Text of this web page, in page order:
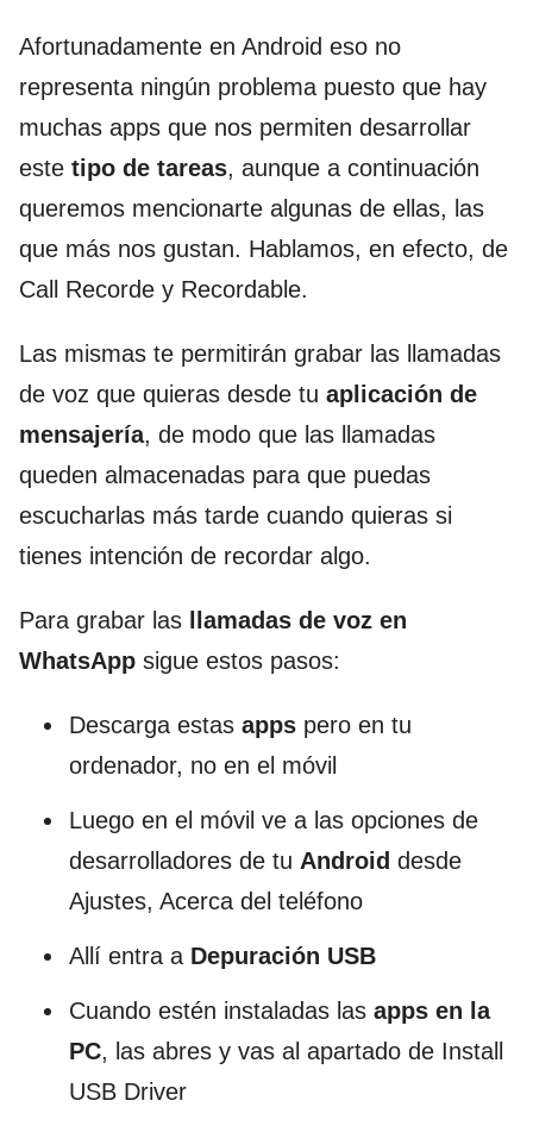
Afortunadamente en Android eso no
representa ningún problema puesto que hay
muchas apps que nos permiten desarrollar
este tipo de tareas, aunque a continuación
queremos mencionarte algunas de ellas, las
que más nos gustan. Hablamos, en efecto, de
Call Recorde y Recordable.
Las mismas te permitirán grabar las llamadas
de voz que quieras desde tu aplicación de
mensajería, de modo que las llamadas
queden almacenadas para que puedas
escucharlas más tarde cuando quieras si
tienes intención de recordar algo.
Para grabar las
llamadas de voz en
WhatsApp sigue estos pasos:
Descarga estas apps pero en tu
ordenador, no en el móvil
Luego en el móvil ve a las opciones de
desarrolladores de tu Android desde
Ajustes, Acerca del teléfono
Allí entra a Depuración USB
Cuando estén instaladas las apps en la
PC, las abres y vas al apartado de Install
USB Driver